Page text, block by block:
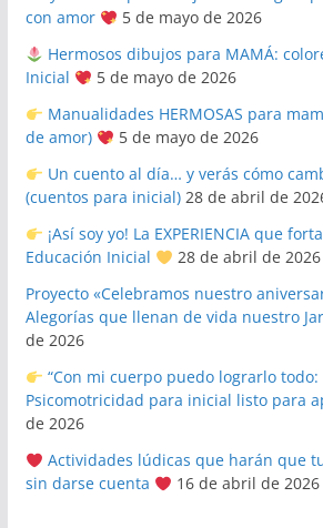
con amor
5 de mayo de 2026
Hermosos dibujos para MAMÁ:
Inicial
5 de mayo de 2026
Manualidades HERMOSAS para
de amor)
5 de mayo de 2026
Un cuento al día… y verás cómo
(cuentos para inicial) 28 de abril de
¡Así soy yo! La EXPERIENCIA que
Educación Inicial
28 de abril de 2026
Proyecto «Celebramos nuestro
Alegorías que llenan de vida nuestro
de 2026
“Con mi cuerpo puedo lograrlo todo:
Psicomotricidad para inicial listo para
de 2026
Actividades lúdicas que harán que
sin darse cuenta
16 de abril de 2026